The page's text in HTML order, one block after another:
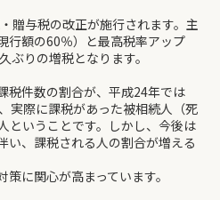
贈与税の改正が施行されます。主
行額の60％）と最高税率アップ
ぶりの増税となります。
税件数の割合が、平成24年では
実際に課税があった被相続人（死
ということです。しかし、今後は
い、課税される人の割合が増える
に関心が高まっています。